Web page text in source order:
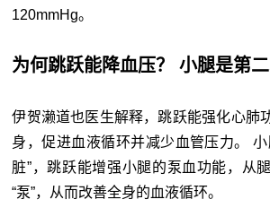
120mmHg。
为何跳跃能降血压？ 小腿是第二
伊贺濑道也医生解释，跳跃能强化心肺
身，促进血液循环并减少血管压力。
脏”，跳跃能增强小腿的泵血功能，从
“泵”，从而改善全身的血液循环。